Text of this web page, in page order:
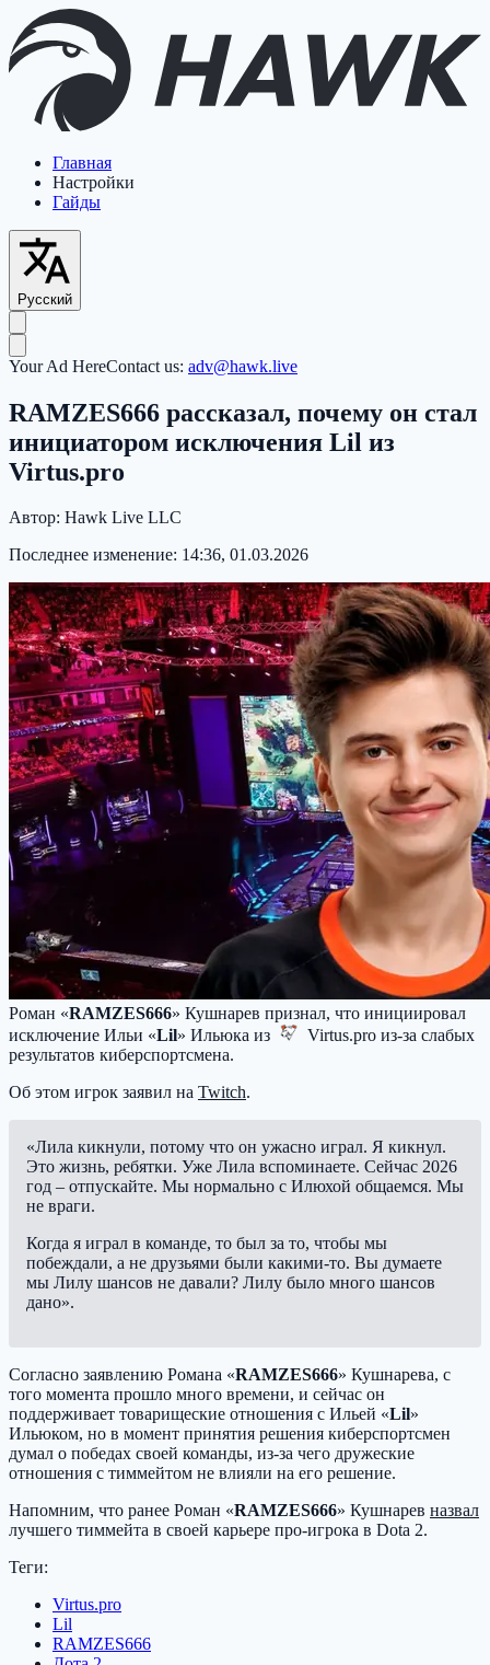
Главная
Настройки
Гайды
Русский
Your Ad HereContact us: adv@hawk.live
RAMZES666 рассказал, почему он стал
инициатором исключения Lil из
Virtus.pro
Автор: Hawk Live LLC
Последнее изменение: 14:36, 01.03.2026
Роман «RAMZES666» Кушнарев признал, что инициировал
исключение Ильи «Lil» Ильюка из Virtus.pro из-за слабых
результатов киберспортсмена.
Об этом игрок заявил на Twitch.
«Лила кикнули, потому что он ужасно играл. Я кикнул.
Это жизнь, ребятки. Уже Лила вспоминаете. Сейчас 2026
год – отпускайте. Мы нормально с Илюхой общаемся. Мы
не враги.
Когда я играл в команде, то был за то, чтобы мы
побеждали, а не друзьями были какими-то. Вы думаете
мы Лилу шансов не давали? Лилу было много шансов
дано».
Согласно заявлению Романа «RAMZES666» Кушнарева, с
того момента прошло много времени, и сейчас он
поддерживает товарищеские отношения с Ильей «Lil»
Ильюком, но в момент принятия решения киберспортсмен
думал о победах своей команды, из-за чего дружеские
отношения с тиммейтом не влияли на его решение.
Напомним, что ранее Роман «RAMZES666» Кушнарев назвал
лучшего тиммейта в своей карьере про-игрока в Dota 2.
Теги:
Virtus.pro
Lil
RAMZES666